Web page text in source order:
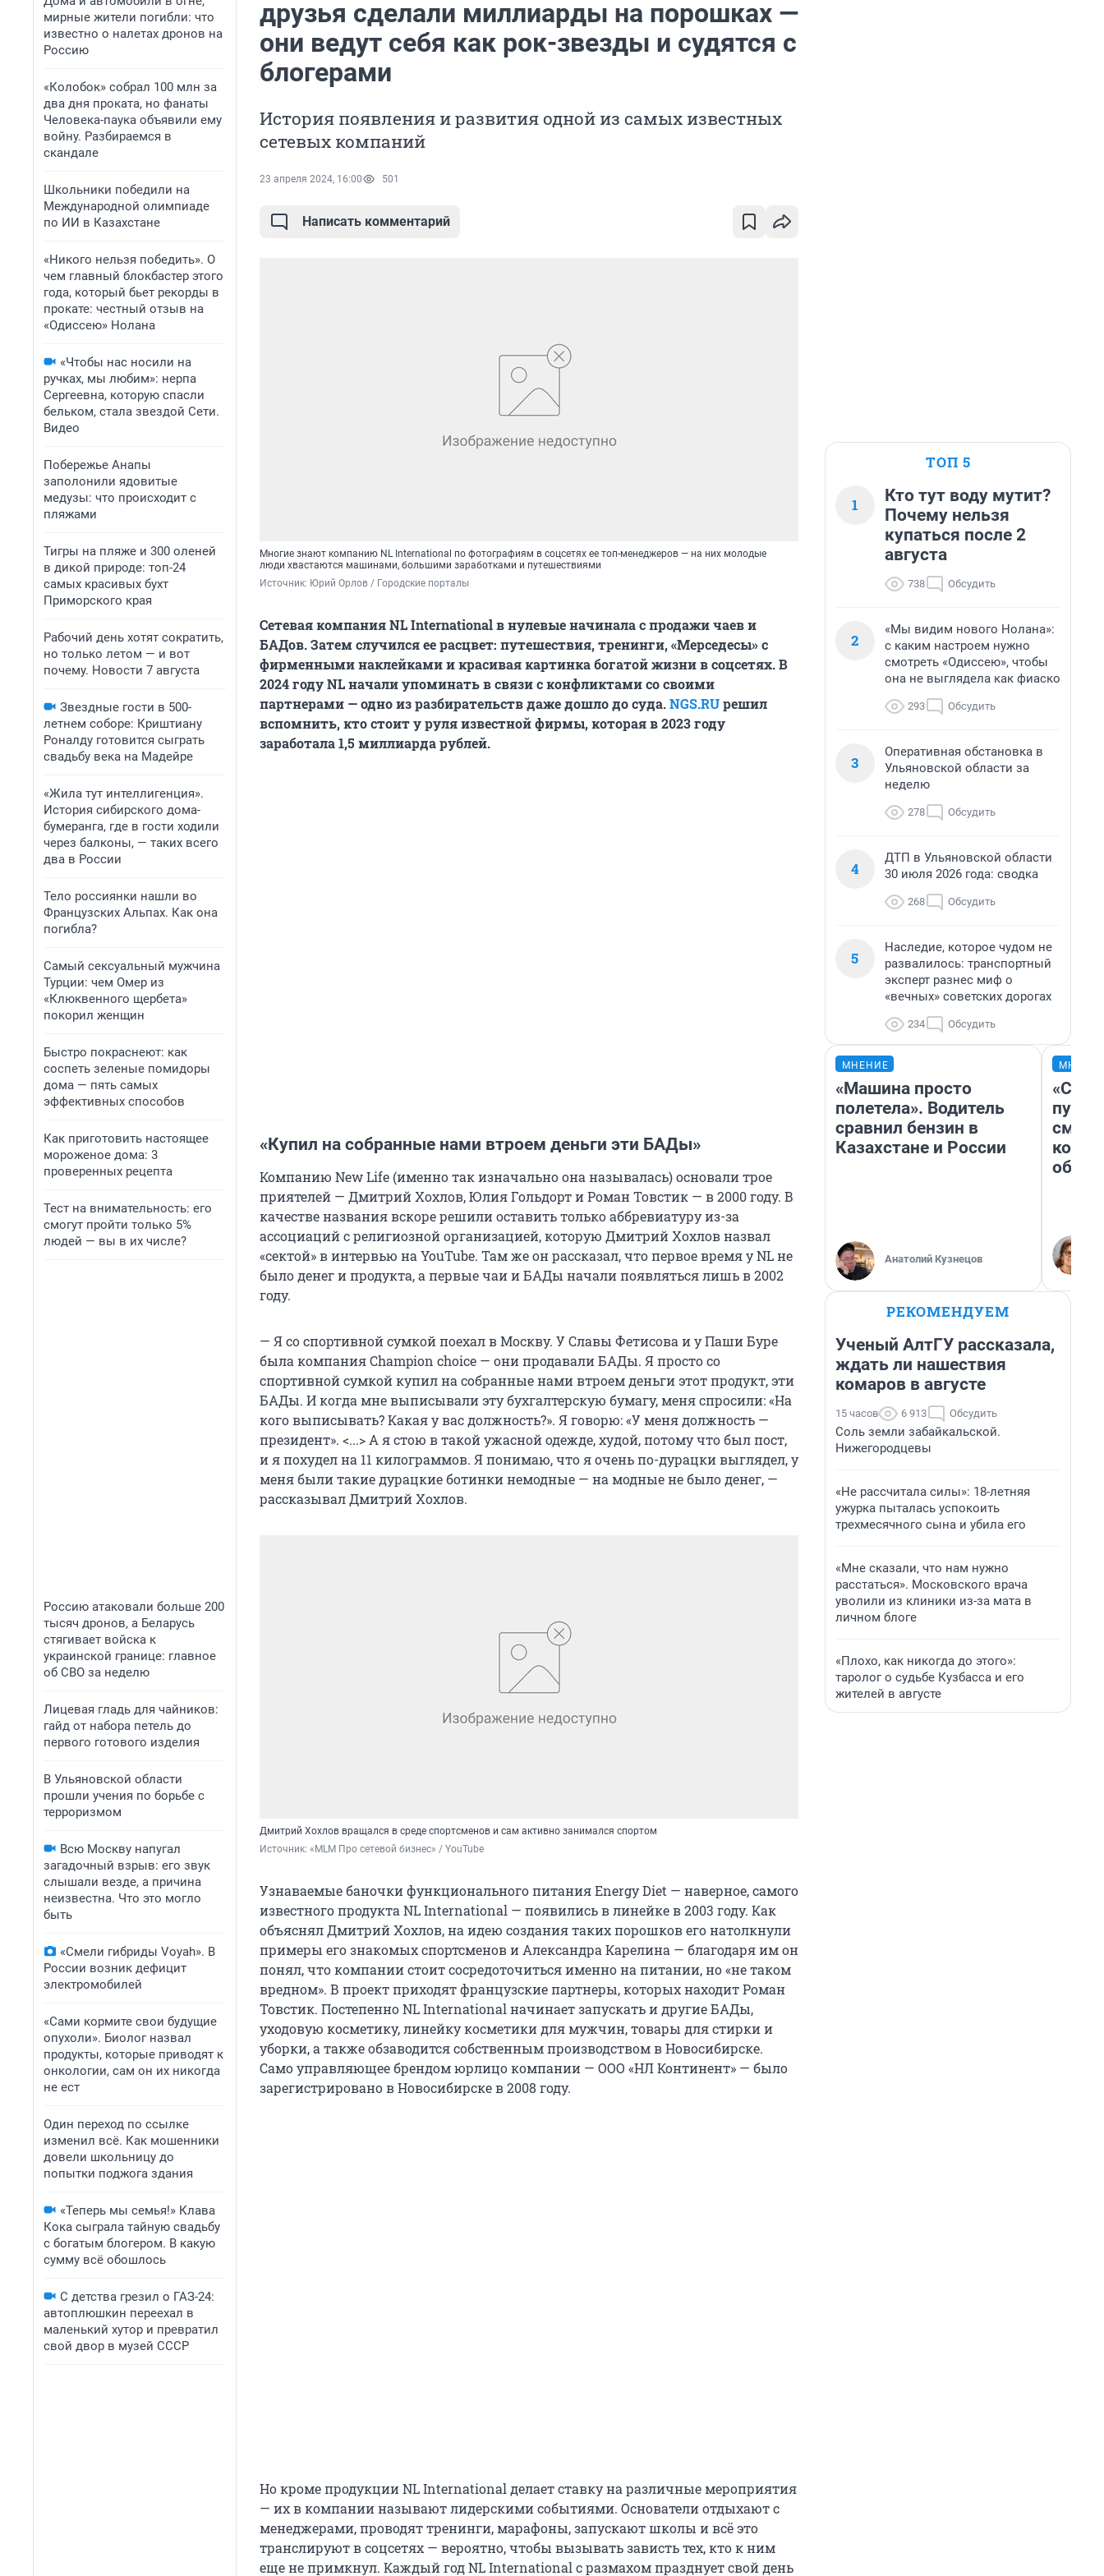
мирные жители погибли: что
известно о налетах дронов на
Россию
«Колобок» собрал 100 млн за
два дня проката, но фанаты
Человека-паука объявили ему
войну. Разбираемся в
скандале
Школьники победили на
Международной олимпиаде
по ИИ в Казахстане
«Никого нельзя победить». О
чем главный блокбастер этого
года, который бьет рекорды в
прокате: честный отзыв на
«Одиссею» Нолана
«Чтобы нас носили на
ручках, мы любим»: нерпа
Сергеевна, которую спасли
бельком, стала звездой Сети.
Видео
Побережье Анапы
заполонили ядовитые
медузы: что происходит с
пляжами
Тигры на пляже и 300 оленей
в дикой природе: топ-24
самых красивых бухт
Приморского края
Рабочий день хотят сократить,
но только летом — и вот
почему. Новости 7 августа
Звездные гости в 500-
летнем соборе: Криштиану
Роналду готовится сыграть
свадьбу века на Мадейре
«Жила тут интеллигенция».
История сибирского дома-
бумеранга, где в гости ходили
через балконы, — таких всего
два в России
Тело россиянки нашли во
Французских Альпах. Как она
погибла?
Самый сексуальный мужчина
Турции: чем Омер из
«Клюквенного щербета»
покорил женщин
Быстро покраснеют: как
соспеть зеленые помидоры
дома — пять самых
эффективных способов
Как приготовить настоящее
мороженое дома: 3
проверенных рецепта
Тест на внимательность: его
смогут пройти только 5%
людей — вы в их числе?
Россию атаковали больше 200
тысяч дронов, а Беларусь
стягивает войска к
украинской границе: главное
об СВО за неделю
Лицевая гладь для чайников:
гайд от набора петель до
первого готового изделия
В Ульяновской области
прошли учения по борьбе с
терроризмом
Всю Москву напугал
загадочный взрыв: его звук
слышали везде, а причина
неизвестна. Что это могло
быть
«Смели гибриды Voyah». В
России возник дефицит
электромобилей
«Сами кормите свои будущие
опухоли». Биолог назвал
продукты, которые приводят к
онкологии, сам он их никогда
не ест
Один переход по ссылке
изменил всё. Как мошенники
довели школьницу до
попытки поджога здания
«Теперь мы семья!» Клава
Кока сыграла тайную свадьбу
с богатым блогером. В какую
сумму всё обошлось
С детства грезил о ГАЗ-24:
автоплюшкин переехал в
маленький хутор и превратил
свой двор в музей СССР
друзья сделали миллиарды на порошках —
они ведут себя как рок-звезды и судятся с
блогерами
История появления и развития одной из самых известных
сетевых компаний
23 апреля 2024, 16:00 501
Написать комментарий
Многие знают компанию NL International по фотографиям в соцсетях ее топ-менеджеров — на них молодые
люди хвастаются машинами, большими заработками и путешествиями
Источник: Юрий Орлов / Городские порталы
Сетевая компания NL International в нулевые начинала с продажи чаев и
БАДов. Затем случился ее расцвет: путешествия, тренинги, «Мерседесы» с
фирменными наклейками и красивая картинка богатой жизни в соцсетях. В
2024 году NL начали упоминать в связи с конфликтами со своими
партнерами — одно из разбирательств даже дошло до суда.NGS.RUрешил
вспомнить, кто стоит у руля известной фирмы, которая в 2023 году
заработала 1,5 миллиарда рублей.
«Купил на собранные нами втроем деньги эти БАДы»
Компанию New Life (именно так изначально она называлась) основали трое
приятелей — Дмитрий Хохлов, Юлия Гольдорт и Роман Товстик — в 2000 году. В
качестве названия вскоре решили оставить только аббревиатуру из-за
ассоциаций с религиозной организацией, которую Дмитрий Хохлов назвал
«сектой» в интервью на YouTube. Там же он рассказал, что первое время у NL не
было денег и продукта, а первые чаи и БАДы начали появляться лишь в 2002
году.
— Я со спортивной сумкой поехал в Москву. У Славы Фетисова и у Паши Буре
была компания Champion choice — они продавали БАДы. Я просто со
спортивной сумкой купил на собранные нами втроем деньги этот продукт, эти
БАДы. И когда мне выписывали эту бухгалтерскую бумагу, меня спросили: «На
кого выписывать? Какая у вас должность?». Я говорю: «У меня должность —
президент». <...> А я стою в такой ужасной одежде, худой, потому что был пост,
и я похудел на 11 килограммов. Я понимаю, что я очень по-дурацки выглядел, у
меня были такие дурацкие ботинки немодные — на модные не было денег, —
рассказывал Дмитрий Хохлов.
Дмитрий Хохлов вращался в среде спортсменов и сам активно занимался спортом
Источник: «MLM Про сетевой бизнес» / YouTube
Узнаваемые баночки функционального питания Energy Diet — наверное, самого
известного продукта NL International — появились в линейке в 2003 году. Как
объяснял Дмитрий Хохлов, на идею создания таких порошков его натолкнули
примеры его знакомых спортсменов и Александра Карелина — благодаря им он
понял, что компании стоит сосредоточиться именно на питании, но «не таком
вредном». В проект приходят французские партнеры, которых находит Роман
Товстик. Постепенно NL International начинает запускать и другие БАДы,
уходовую косметику, линейку косметики для мужчин, товары для стирки и
уборки, а также обзаводится собственным производством в Новосибирске.
Само управляющее брендом юрлицо компании — ООО «НЛ Континент» — было
зарегистрировано в Новосибирске в 2008 году.
Но кроме продукции NL International делает ставку на различные мероприятия
— их в компании называют лидерскими событиями. Основатели отдыхают с
менеджерами, проводят тренинги, марафоны, запускают школы и всё это
транслируют в соцсетях — вероятно, чтобы вызывать зависть тех, кто к ним
еще не примкнул. Каждый год NL International с размахом празднует свой день
ТОП 5
1
Кто тут воду мутит?
Почему нельзя
купаться после 2
августа
738 Обсудить
2
«Мы видим нового Нолана»:
с каким настроем нужно
смотреть «Одиссею», чтобы
она не выглядела как фиаско
293 Обсудить
3
Оперативная обстановка в
Ульяновской области за
неделю
278 Обсудить
4
ДТП в Ульяновской области
30 июля 2026 года: сводка
268 Обсудить
5
Наследие, которое чудом не
развалилось: транспортный
эксперт разнес миф о
«вечных» советских дорогах
234 Обсудить
МНЕНИЕ
«Машина просто
полетела». Водитель
сравнил бензин в
Казахстане и России
Анатолий Кузнецов
РЕКОМЕНДУЕМ
Ученый АлтГУ рассказала,
ждать ли нашествия
комаров в августе
15 часов 6 913 Обсудить
Соль земли забайкальской.
Нижегородцевы
«Не рассчитала силы»: 18-летняя
ужурка пыталась успокоить
трехмесячного сына и убила его
«Мне сказали, что нам нужно
расстаться». Московского врача
уволили из клиники из-за мата в
личном блоге
«Плохо, как никогда до этого»:
таролог о судьбе Кузбасса и его
жителей в августе